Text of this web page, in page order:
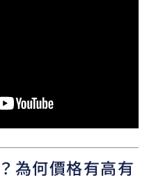
為何價格有高有